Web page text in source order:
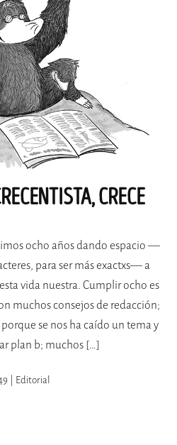
CRECE
ocho años dando espacio —
para ser más exactxs— a
vida nuestra. Cumplir ocho es
muchos consejos de redacción;
se nos ha caído un tema y
plan b; muchos […]
| Editorial